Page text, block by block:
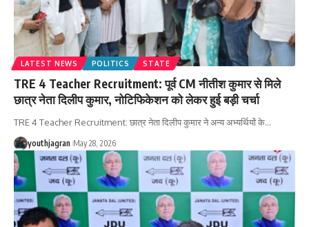
LATEST NEWS POLITICS STATE
TRE 4 Teacher Recruitment: पूर्व CM नीतीश कुमार से मिले
छात्र नेता दिलीप कुमार, नोटिफिकेशन को लेकर हुई बड़ी चर्चा
TRE 4 Teacher Recruitment: छात्र नेता दिलीप कुमार ने अन्य अभ्यर्थियों के…
youthjagran May 28, 2026